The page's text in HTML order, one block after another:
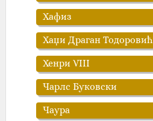
Хафиз
Хаџи Драган Тодоровић
Хенри VIII
Чарлс Буковски
Чаура